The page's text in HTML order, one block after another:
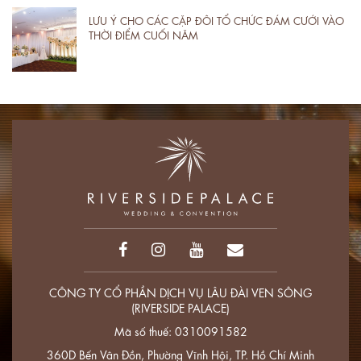
LƯU Ý CHO CÁC CẶP ĐÔI TỔ CHỨC ĐÁM CƯỚI VÀO
THỜI ĐIỂM CUỐI NĂM
CÔNG TY CỔ PHẦN DỊCH VỤ LÂU ĐÀI VEN SÔNG
(RIVERSIDE PALACE)
Mã số thuế: 0310091582
360D Bến Vân Đồn, Phường Vĩnh Hội, TP. Hồ Chí Minh